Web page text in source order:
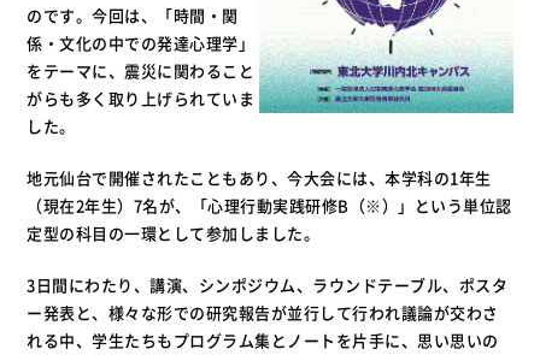
のです。今回は、「時間・関
係・文化の中での発達心理学」
をテーマに、震災に関わること
がらも多く取り上げられていま
した。
地元仙台で開催されたこともあり、今大会には、本学科の1年生
（現在2年生）7名が、「心理行動実践研修B（※）」という単位認
定型の科目の一環として参加しました。
3日間にわたり、講演、シンポジウム、ラウンドテーブル、ポスタ
ー発表と、様々な形での研究報告が並行して行われ議論が交わさ
れる中、学生たちもプログラム集とノートを片手に、思い思いの